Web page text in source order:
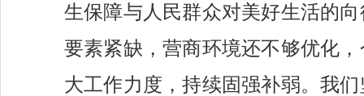
生保障与人民群众对美好生活的
要素紧缺，营商环境还不够优化
大工作力度，持续固强补弱。我